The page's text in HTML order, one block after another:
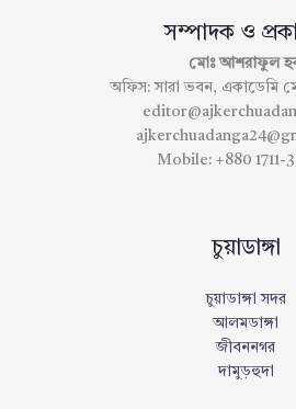
সম্পাদক ও
মোঃ আশরাফুল
অফিস: সারা ভবন, একাডেমি
Mobile: +880 1711-
চুয়াডাঙ্গা
চুয়াডাঙ্গা সদর
আলমডাঙ্গা
জীবননগর
দামুড়হুদা